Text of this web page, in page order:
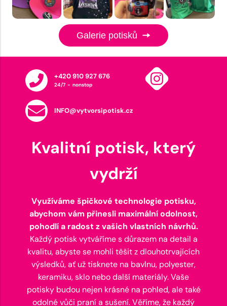
Galerie potisků
+420 910 927 676
24/7 - nonstop
INFO@vytvorsipotisk.cz
Kvalitní potisk, který
vydrží
Využíváme špičkové technologie potisku,
abychom vám přinesli maximální odolnost,
pohodlí a radost z vašich vlastních návrhů.
Každý potisk vytváříme s důrazem na detail a
kvalitu, abyste se mohli těšit z dlouhotrvajících
výsledků, ať už tisknete na bavlnu, polyester,
keramiku, sklo nebo další materiály. Vaše
potisky budou nejen krásné na pohled, ale také
odolné vůči praní a sušení. Věříme, že každý